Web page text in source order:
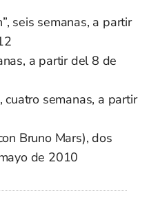
seis semanas, a partir
a partir del 8 de
cuatro semanas, a partir
Bruno Mars), dos
de 2010